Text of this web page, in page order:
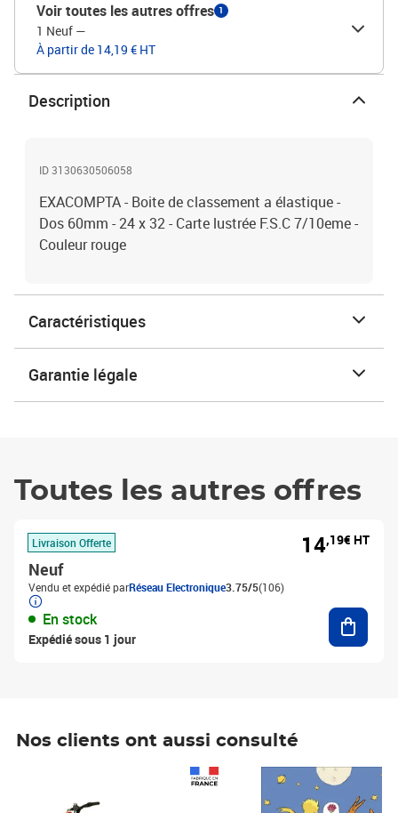
Voir toutes les autres offres 1
1 Neuf —
À partir de 14,19 € HT
Description
ID 3130630506058
EXACOMPTA - Boite de classement a élastique -
Dos 60mm - 24 x 32 - Carte lustrée F.S.C 7/10eme -
Couleur rouge
Caractéristiques
Garantie légale
Toutes les autres offres
Livraison Offerte
Neuf
Vendu et expédié parRéseau Electronique3.75/5(106)
En stock
Expédié sous 1 jour
14,19€ HT
Nos clients ont aussi consulté
Prix 6,25€ HT